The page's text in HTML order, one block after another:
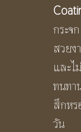
กระจ
สวยง
และไ
ทนทา
สึกหร
วัน